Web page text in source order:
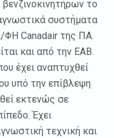
το
συστήματα
ΦΗ Canadair της ΠΑ.
και από την ΕΑΒ.
έχει αναπτυχθεί
υπό την επίβλεψη
εκτενώς σε
Έχει
τεχνική και